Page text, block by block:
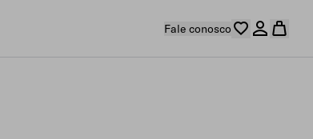
Fale conosco